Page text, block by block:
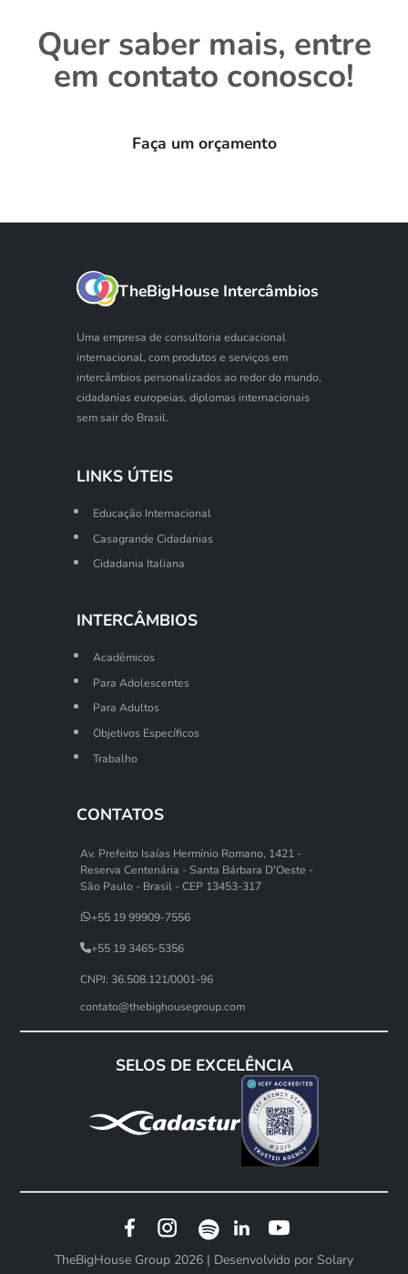
Quer saber mais, entre
em contato conosco!
Faça um orçamento
TheBigHouse Intercâmbios
Uma empresa de consultoria educacional
internacional, com produtos e serviços em
intercâmbios personalizados ao redor do mundo,
cidadanias europeias, diplomas internacionais
sem sair do Brasil.
LINKS ÚTEIS
Educação Internacional
Casagrande Cidadanias
Cidadania Italiana
INTERCÂMBIOS
Acadêmicos
Para Adolescentes
Para Adultos
Objetivos Específicos
Trabalho
CONTATOS
Av. Prefeito Isaías Hermínio Romano, 1421 -
Reserva Centenária - Santa Bárbara D'Oeste -
São Paulo - Brasil - CEP 13453-317
+55 19 99909-7556
+55 19 3465-5356
CNPJ: 36.508.121/0001-96
contato@thebighousegroup.com
SELOS DE EXCELÊNCIA
TheBigHouse Group 2026 | Desenvolvido por Solary